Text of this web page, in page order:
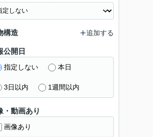
構造 追加する
公開日
指定しない 本日
3日以内 1週間以内
・動画あり
画像あり